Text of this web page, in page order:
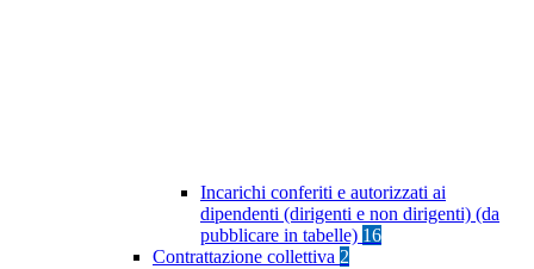
Incarichi conferiti e autorizzati ai
dipendenti (dirigenti e non dirigenti) (da
pubblicare in tabelle) 16
Contrattazione collettiva 2